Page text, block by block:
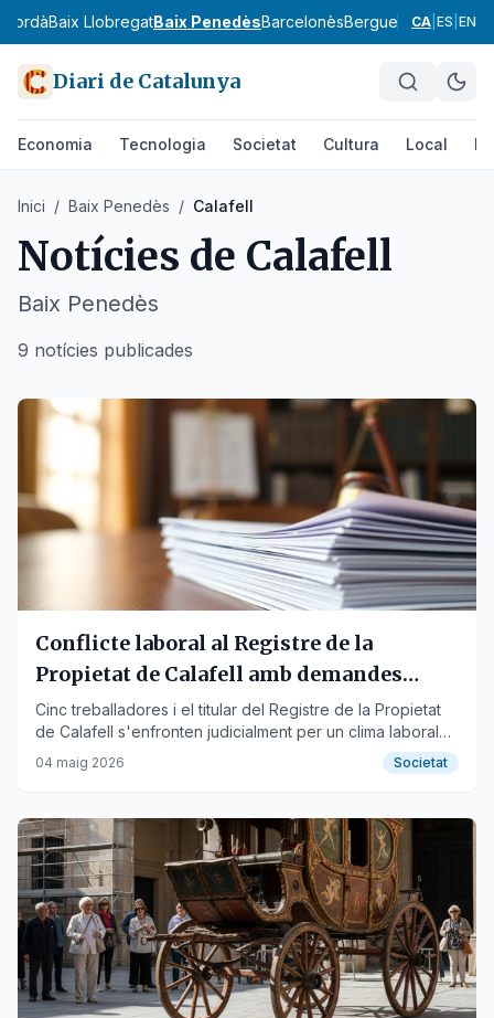
Baix LlobregatBaix PenedèsBarcelonèsBerguedàCerdanya
CA ES EN
Diari de Catalunya
Economia Tecnologia Societat Cultura Local
Inici / Baix Penedès / Calafell
Notícies de Calafell
Baix Penedès
9 notícies publicades
Conflicte laboral al Registre de la
Propietat de Calafell amb demandes
creuades
Cinc treballadores i el titular del Registre de la Propietat
de Calafell s'enfronten judicialment per un clima laboral
hostil.
04 maig 2026 Societat